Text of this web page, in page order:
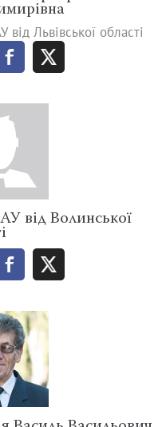
від Львівської області
від Волинської